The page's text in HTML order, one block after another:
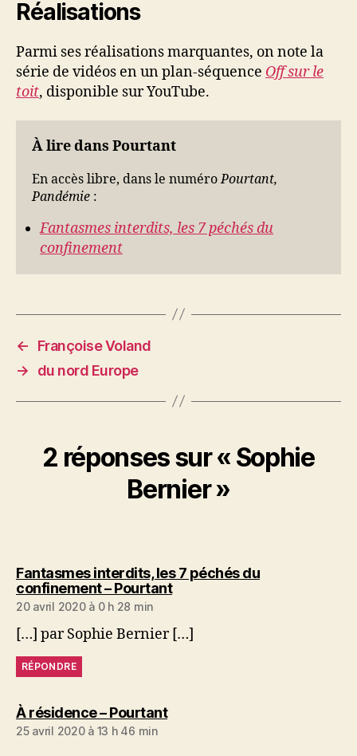
Réalisations
Parmi ses réalisations marquantes, on note la
série de vidéos en un plan-séquence Off sur le
toit, disponible sur YouTube.
À lire dans Pourtant
En accès libre, dans le numéroPourtant,
Pandémie :
Fantasmes interdits, les 7 péchés du
confinement
←
Françoise Voland
→
du nord Europe
2 réponses sur « Sophie
Bernier »
Fantasmes interdits, les 7 péchés du
confinement – Pourtantdit :
20 avril 2020 à 0 h 28 min
[…] par Sophie Bernier […]
RÉPONDRE
À résidence – Pourtantdit :
25 avril 2020 à 13 h 46 min